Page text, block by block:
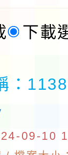
下載
：
09-10